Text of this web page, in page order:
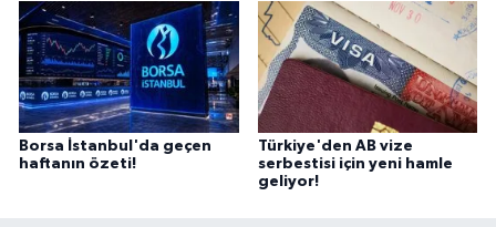
Borsa İstanbul'da geçen
haftanın özeti!
Türkiye'den AB vize
serbestisi için yeni hamle
geliyor!